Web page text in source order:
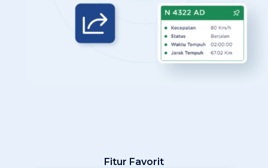
Fitur Favorit